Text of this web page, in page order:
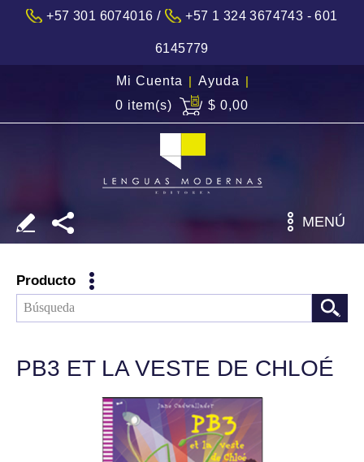
+57 301 6074016 / +57 1 324 3674743 - 601
6145779
Mi Cuenta | Ayuda |
0 item(s)
$ 0,00
MENÚ
Producto
PB3 ET LA VESTE DE CHLOÉ